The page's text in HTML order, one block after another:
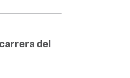
del